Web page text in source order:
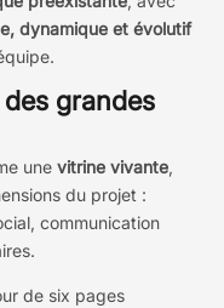
dynamique et évolutif
grandes
unevitrine vivante,
du projet :
communication
de six pages